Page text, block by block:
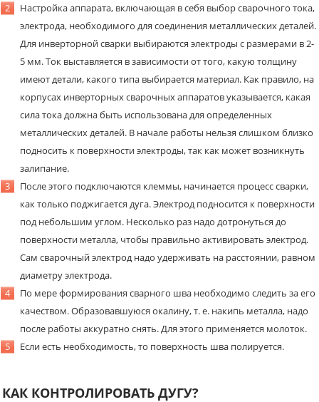
Настройка аппарата, включающая в себя выбор сварочного тока,
электрода, необходимого для соединения металлических деталей.
Для инверторной сварки выбираются электроды с размерами в 2-
5 мм. Ток выставляется в зависимости от того, какую толщину
имеют детали, какого типа выбирается материал. Как правило, на
корпусах инверторных сварочных аппаратов указывается, какая
сила тока должна быть использована для определенных
металлических деталей. В начале работы нельзя слишком близко
подносить к поверхности электроды, так как может возникнуть
залипание.
После этого подключаются клеммы, начинается процесс сварки,
как только поджигается дуга. Электрод подносится к поверхности
под небольшим углом. Несколько раз надо дотронуться до
поверхности металла, чтобы правильно активировать электрод.
Сам сварочный электрод надо удерживать на расстоянии, равном
диаметру электрода.
По мере формирования сварного шва необходимо следить за его
качеством. Образовавшуюся окалину, т. е. накипь металла, надо
после работы аккуратно снять. Для этого применяется молоток.
Если есть необходимость, то поверхность шва полируется.
КАК КОНТРОЛИРОВАТЬ ДУГУ?